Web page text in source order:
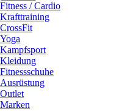
Fitness / Cardio
Krafttraining
CrossFit
Yoga
Kampfsport
Kleidung
Fitnessschuhe
Ausrüstung
Outlet
Marken